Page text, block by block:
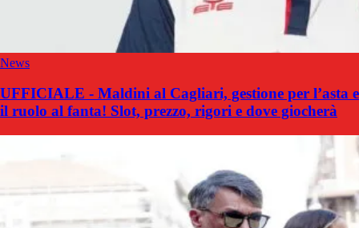
News
UFFICIALE - Maldini al Cagliari, gestione per l’asta e
il ruolo al fanta! Slot, prezzo, rigori e dove giocherà